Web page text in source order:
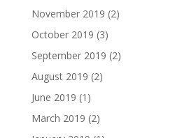
November 2019 (2)
October 2019 (3)
September 2019 (2)
August 2019 (2)
June 2019 (1)
March 2019 (2)